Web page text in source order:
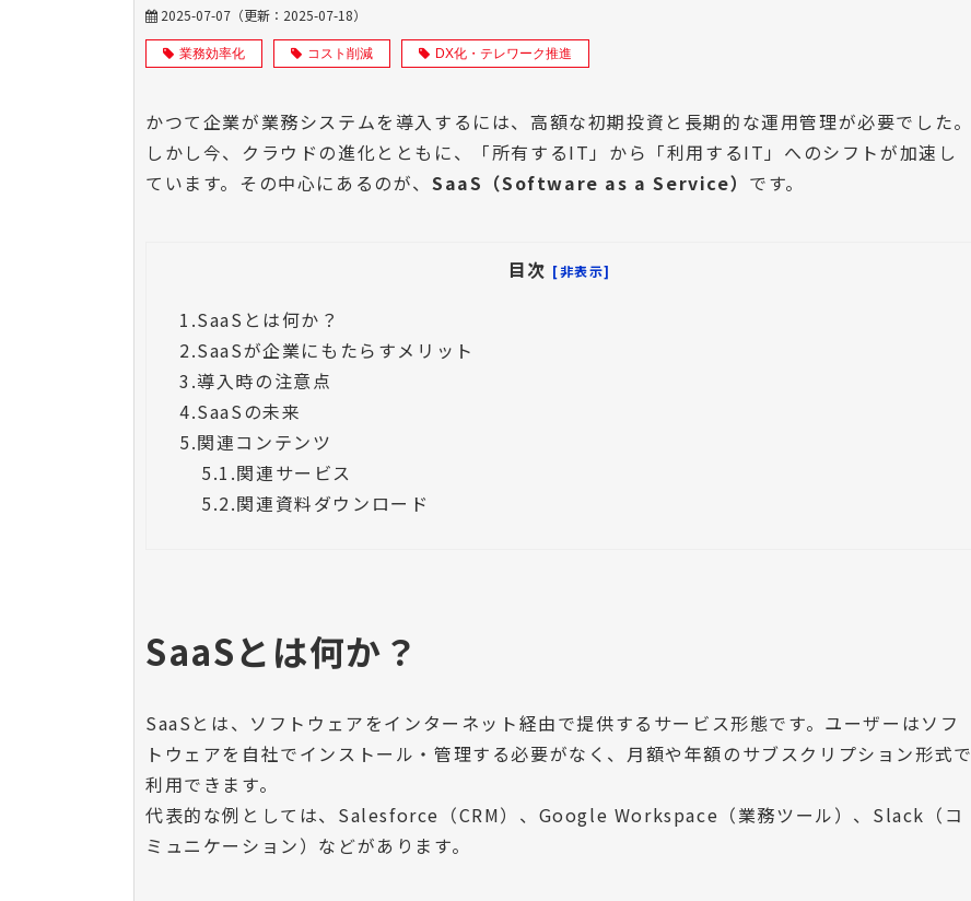
2025-07-07 （更新： 2025-07-18）
業務効率化 コスト削減 DX化・テレワーク推進
かつて企業が業務システムを導入するには、高額な初期投資と長期的な運用管理が必要でした。
しかし今、クラウドの進化とともに、「所有するIT」から「利用するIT」へのシフトが加速し
ています。その中心にあるのが、 SaaS（Software as a Service） です。
目次 [非表示]
1.SaaSとは何か？
2.SaaSが企業にもたらすメリット
3.導入時の注意点
4.SaaSの未来
5.関連コンテンツ
5.1.関連サービス
5.2.関連資料ダウンロード
SaaSとは何か？
SaaSとは、ソフトウェアをインターネット経由で提供するサービス形態です。ユーザーはソフ
トウェアを自社でインストール・管理する必要がなく、月額や年額のサブスクリプション形式で
利用できます。
代表的な例としては、Salesforce（CRM）、Google Workspace（業務ツール）、Slack（コ
ミュニケーション）などがあります。